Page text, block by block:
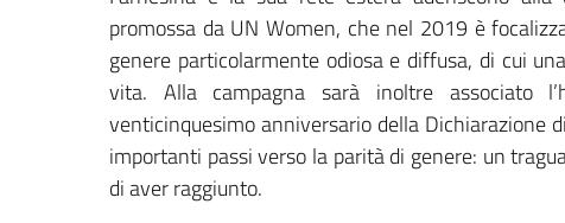
promossa da UN Women, che nel 2019 è
genere particolarmente odiosa e diffusa, di cui
vita. Alla campagna sarà inoltre associato
venticinquesimo anniversario della Dichiarazione
importanti passi verso la parità di genere: un
di aver raggiunto.